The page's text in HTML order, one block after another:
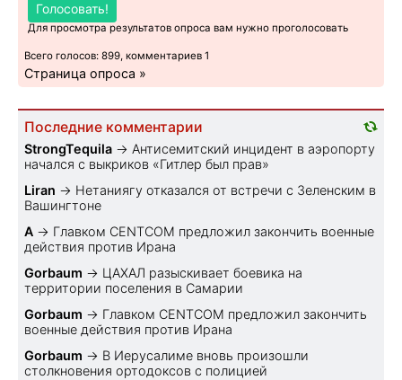
Голосовать!
Для просмотра результатов опроса вам нужно проголосовать
Всего голосов: 899, комментариев 1
Страница опроса »
Последние комментарии
StrongTequila → Антисемитский инцидент в аэропорту
начался с выкриков «Гитлер был прав»
Liran → Нетаниягу отказался от встречи с Зеленским в
Вашингтоне
A → Главком CENTCOM предложил закончить военные
действия против Ирана
Gorbaum → ЦАХАЛ разыскивает боевика на
территории поселения в Самарии
Gorbaum → Главком CENTCOM предложил закончить
военные действия против Ирана
Gorbaum → В Иерусалиме вновь произошли
столкновения ортодоксов с полицией